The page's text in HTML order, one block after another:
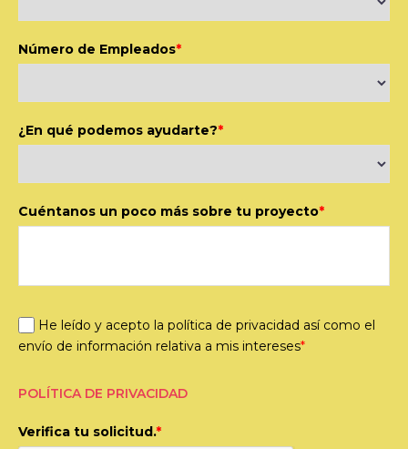
Número de Empleados*
¿En qué podemos ayudarte?*
Cuéntanos un poco más sobre tu proyecto*
He leído y acepto la política de privacidad así como el
envío de información relativa a mis intereses*
POLÍTICA DE PRIVACIDAD
Verifica tu solicitud.*